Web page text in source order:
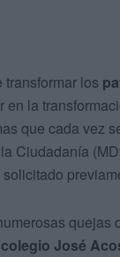
los
en la
que cada vez
Ciudadanía
colegio José